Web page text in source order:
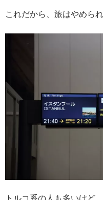
これだから、旅はやめられ